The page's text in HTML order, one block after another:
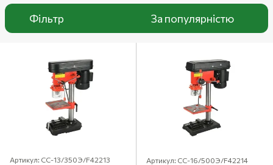
Фільтр За популярністю
Артикул: СС-13/350Э/F42213 Артикул: СС-16/500Э/F42214